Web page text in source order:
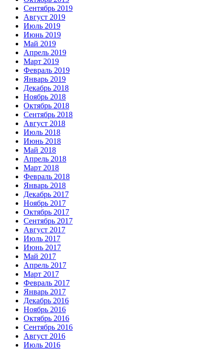
Сентябрь 2019
Август 2019
Июль 2019
Июнь 2019
Май 2019
Апрель 2019
Март 2019
Февраль 2019
Январь 2019
Декабрь 2018
Ноябрь 2018
Октябрь 2018
Сентябрь 2018
Август 2018
Июль 2018
Июнь 2018
Май 2018
Апрель 2018
Март 2018
Февраль 2018
Январь 2018
Декабрь 2017
Ноябрь 2017
Октябрь 2017
Сентябрь 2017
Август 2017
Июль 2017
Июнь 2017
Май 2017
Апрель 2017
Март 2017
Февраль 2017
Январь 2017
Декабрь 2016
Ноябрь 2016
Октябрь 2016
Сентябрь 2016
Август 2016
Июль 2016